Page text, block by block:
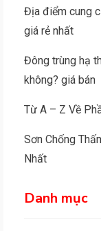
Địa điểm cung
giá rẻ nhất
Đông trùng hạ
không? giá bán
Từ A – Z Về
Sơn Chống
Nhất
Danh mục